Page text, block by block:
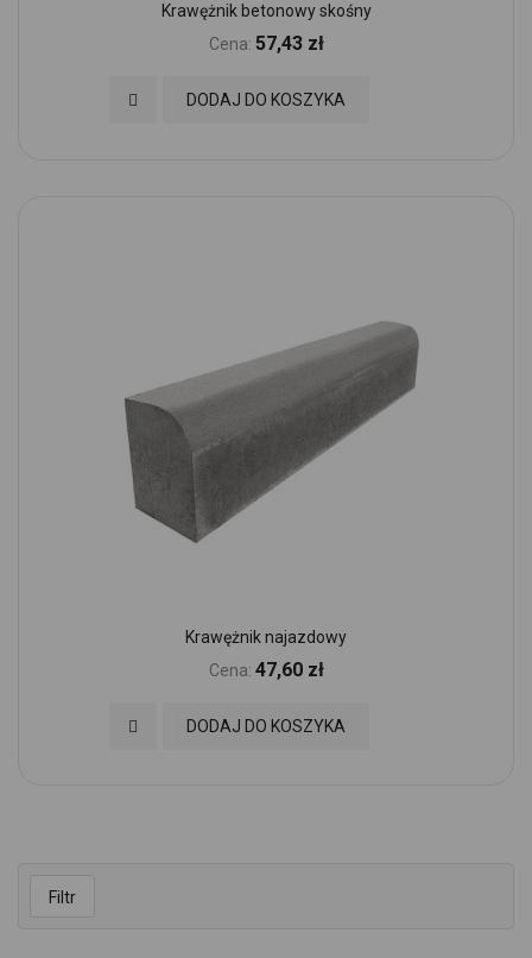
Krawężnik betonowy skośny
Cena: 57,43 zł
DODAJ DO KOSZYKA
Dodaj do Ulubionych
Krawężnik najazdowy
Cena: 47,60 zł
DODAJ DO KOSZYKA
Dodaj do Ulubionych
Filtr